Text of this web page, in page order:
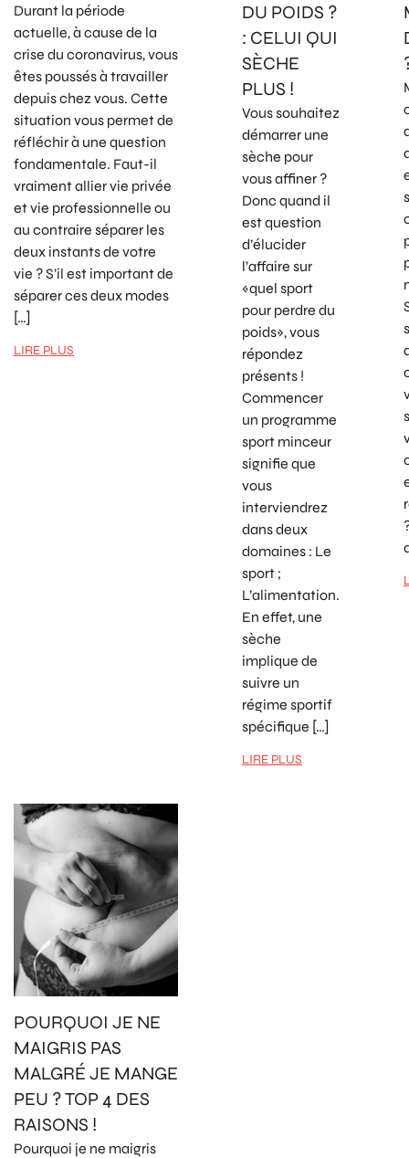
Durant la période
actuelle, à cause de la
crise du coronavirus, vous
êtes poussés à travailler
depuis chez vous. Cette
situation vous permet de
réfléchir à une question
fondamentale. Faut-il
vraiment allier vie privée
et vie professionnelle ou
au contraire séparer les
deux instants de votre
vie ? S’il est important de
séparer ces deux modes
[…]
LIRE PLUS
DU POIDS ?
: CELUI QUI
SÈCHE
PLUS !
Vous souhaitez
démarrer une
sèche pour
vous affiner ?
Donc quand il
est question
d’élucider
l’affaire sur
«quel sport
pour perdre du
poids», vous
répondez
présents !
Commencer
un programme
sport minceur
signifie que
vous
interviendrez
dans deux
domaines : Le
sport ;
L’alimentation.
En effet, une
sèche
implique de
suivre un
régime sportif
spécifique […]
LIRE PLUS
POURQUOI JE NE
MAIGRIS PAS
MALGRÉ JE MANGE
PEU ? TOP 4 DES
RAISONS !
Pourquoi je ne maigris